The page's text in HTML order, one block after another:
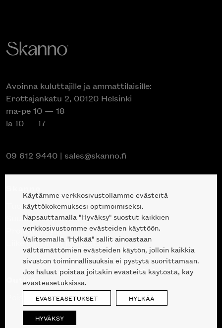
Avoinna kuluttajille ja ammattilaisille:
Erottajankatu 2, 00120 Helsinki
ma-pe 10 — 18
la 10 — 17
09 612 9440 | sales@skanno.fi
Tuotteet
Suunnittelupalvelu
Projektimyynti
Liike Helsingin keskustassa
Outlet
Poistuvat mallikappaleet
Käytämme verkkosivustollamme evästeitä
käyttökokemuksesi optimoimiseksi.
Napsauttamalla "Hyväksy" suostut kaikkien
verkkosivustomme evästeiden käyttöön.
Valitsemalla "Hylkää" sallit ainoastaan
välttämättömien evästeiden käytön, jolloin kaikkia
sivuston toiminnallisuuksia ei pystytä suorittamaan.
Jos haluat poistaa joitakin evästeitä käytöstä, käy
evästeasetuksissa.
EVÄSTEASETUKSET HYLKÄÄ
HYVÄKSY